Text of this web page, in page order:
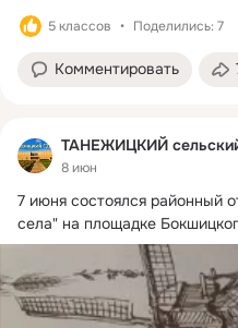
5 классов Поделились: 7
Комментировать
8 июн
7 июня состоялся районный
села" на площадке